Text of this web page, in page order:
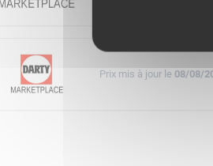
Prix mis à jour le 08/08/